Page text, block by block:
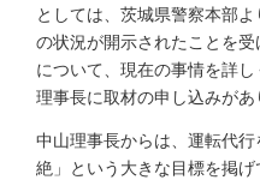
としては、茨城県警察本部
の状況が開示されたことを
について、現在の事情を詳
理事長に取材の申し込みがあ
中山理事長からは、運転代
絶」という大きな目標を掲